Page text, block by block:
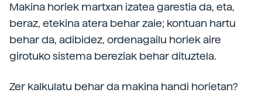
Makina horiek martxan izatea garestia da, eta,
beraz, etekina atera behar zaie; kontuan hartu
behar da, adibidez, ordenagailu horiek aire
girotuko sistema bereziak behar dituztela.
Zer kalkulatu behar da makina handi horietan?